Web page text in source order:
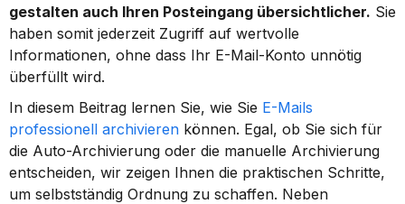
gestalten auch Ihren Posteingang übersichtlicher. Sie
haben somit jederzeit Zugriff auf wertvolle
Informationen, ohne dass Ihr E-Mail-Konto unnötig
überfüllt wird.
In diesem Beitrag lernen Sie, wie Sie E-Mails
professionell archivieren können. Egal, ob Sie sich für
die Auto-Archivierung oder die manuelle Archivierung
entscheiden, wir zeigen Ihnen die praktischen Schritte,
um selbstständig Ordnung zu schaffen. Neben